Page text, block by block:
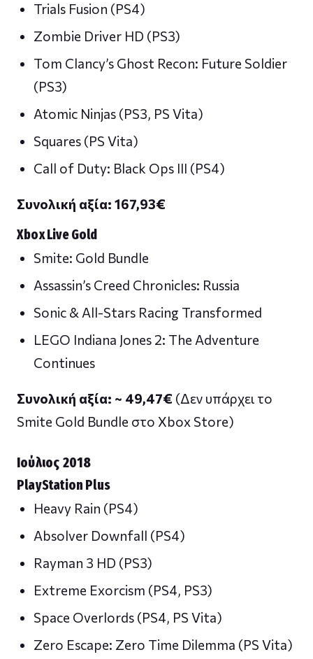
Trials Fusion (PS4)
Zombie Driver HD (PS3)
Tom Clancy’s Ghost Recon: Future Soldier
(PS3)
Atomic Ninjas (PS3, PS Vita)
Squares (PS Vita)
Call of Duty: Black Ops III (PS4)
Συνολική αξία: 167,93€
Xbox Live Gold
Smite: Gold Bundle
Assassin’s Creed Chronicles: Russia
Sonic & All-Stars Racing Transformed
LEGO Indiana Jones 2: The Adventure
Continues
Συνολική αξία: ~ 49,47€ (Δεν υπάρχει το
Smite Gold Bundle στο Xbox Store)
Ιούλιος 2018
PlayStation Plus
Heavy Rain (PS4)
Absolver Downfall (PS4)
Rayman 3 HD (PS3)
Extreme Exorcism (PS4, PS3)
Space Overlords (PS4, PS Vita)
Zero Escape: Zero Time Dilemma (PS Vita)